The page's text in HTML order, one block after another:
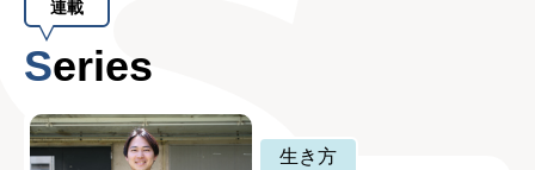
連載
Series
生き方